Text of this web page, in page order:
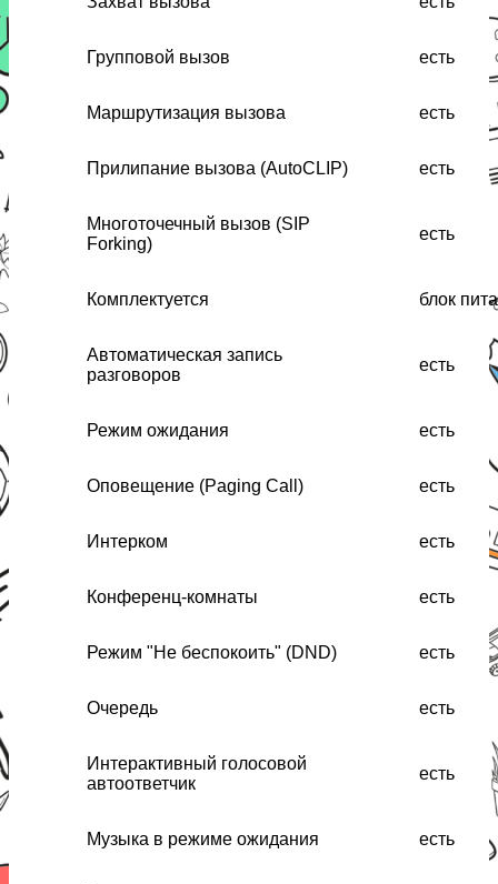
Групповой вызов есть
Маршрутизация вызова есть
Прилипание вызова (AutoCLIP) есть
Многоточечный вызов (SIP
Forking)
есть
Комплектуется блок
Автоматическая запись
разговоров
есть
Режим ожидания есть
Оповещение (Paging Call) есть
Интерком есть
Конференц-комнаты есть
Режим "Не беспокоить" (DND) есть
Очередь есть
Интерактивный голосовой
автоответчик
есть
Музыка в режиме ожидания есть